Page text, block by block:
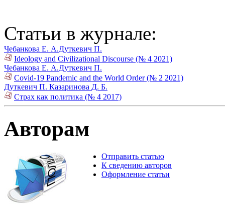
Статьи в журнале:
Чебанкова Е. А.Дуткевич П.
Ideology and Civilizational Discourse (№ 4 2021)
Чебанкова Е. А.Дуткевич П.
Covid-19 Pandemic and the World Order (№ 2 2021)
Дуткевич П. Казаринова Д. Б.
Страх как политика (№ 4 2017)
Авторам
Отправить статью
К сведению авторов
Оформление статьи